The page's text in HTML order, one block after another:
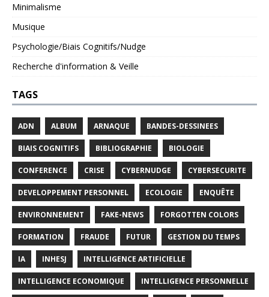
Minimalisme
Musique
Psychologie/Biais Cognitifs/Nudge
Recherche d'information & Veille
TAGS
ADN ALBUM ARNAQUE BANDES-DESSINEES
BIAIS COGNITIFS BIBLIOGRAPHIE BIOLOGIE
CONFERENCE CRISE CYBERNUDGE CYBERSECURITE
DEVELOPPEMENT PERSONNEL ECOLOGIE ENQUÊTE
ENVIRONNEMENT FAKE-NEWS FORGOTTEN COLORS
FORMATION FRAUDE FUTUR GESTION DU TEMPS
IA INHESJ INTELLIGENCE ARTIFICIELLE
INTELLIGENCE ECONOMIQUE INTELLIGENCE PERSONNELLE